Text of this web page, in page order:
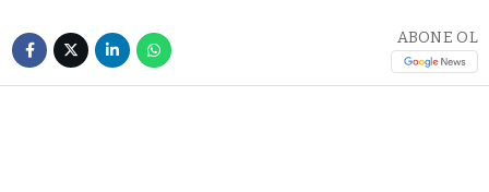
ABONE OL